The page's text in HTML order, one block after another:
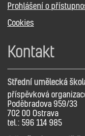
Prohlášení o
Cookies
Kontakt
Střední umělecká
příspěvková
Poděbradova 959/33
702 00 Ostrava
tel.: 596 114 985